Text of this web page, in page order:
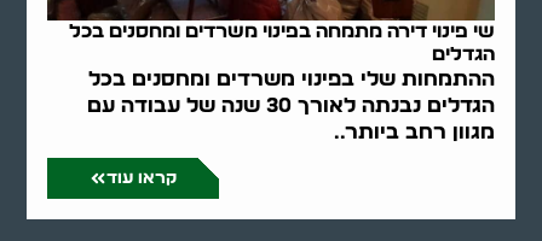
שי פינוי דירה מתמחה בפינוי משרדים ומחסנים בכל
הגדלים
ההתמחות שלי בפינוי משרדים ומחסנים בכל
הגדלים נבנתה לאורך 30 שנה של עבודה עם
מגוון רחב ביותר..
קראו עוד